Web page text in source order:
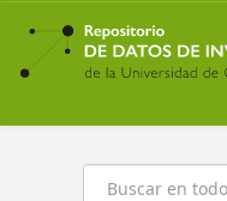
Ir
contenido
principal
Buscar